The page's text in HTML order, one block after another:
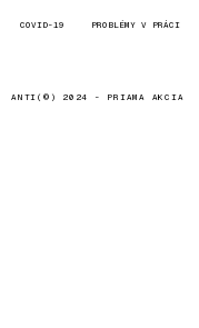
COVID-19 PROBLÉMY V PRÁCI
ANTI(©) 2024 - PRIAMA AKCIA